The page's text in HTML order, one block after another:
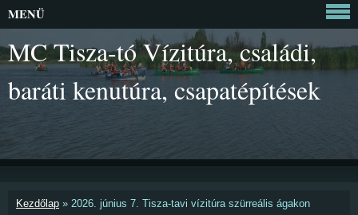
MC Tisza-tó Vízitúra, családi,
baráti kenutúra, csapatépítések
Kezdőlap » 2026. június 7. Tisza-tavi vízitúra szürreális ágakon
MENÜ